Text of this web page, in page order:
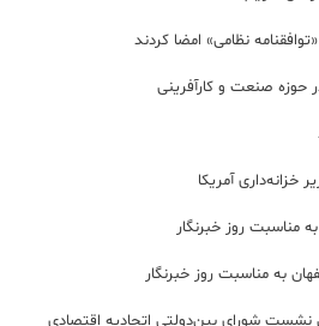
نظامی» امضا کردند
حوزه صنعت و کارآفرینی
خزانه‌داری آمریکا
مناسبت روز خبرنگار
به مناسبت روز خبرنگار
شورای بین‌دولتی اتحادیه اقتصادی